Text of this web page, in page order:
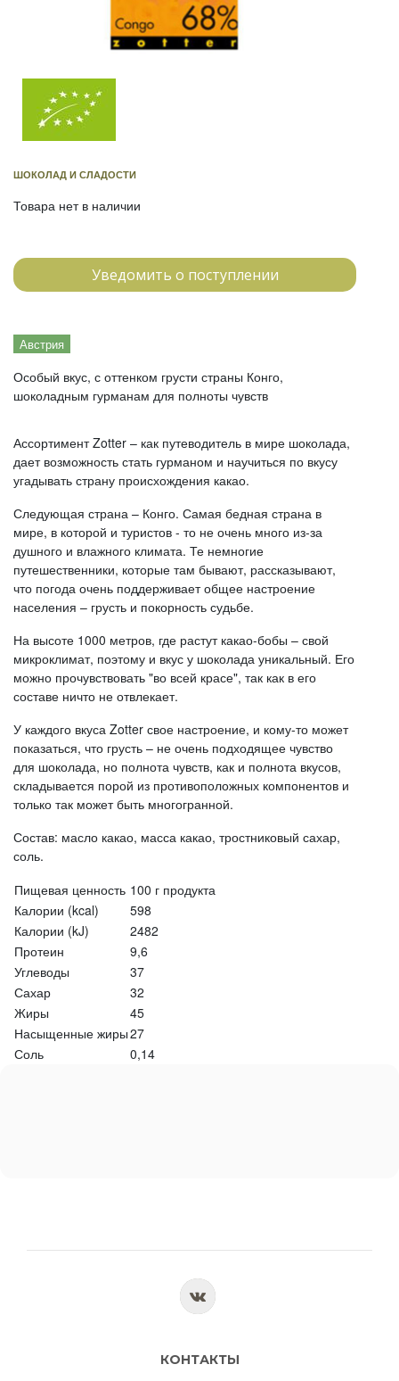
ШОКОЛАД И СЛАДОСТИ
Товара нет в наличии
Уведомить о поступлении
Австрия
Особый вкус, с оттенком грусти страны Конго,
шоколадным гурманам для полноты чувств
Ассортимент Zotter – как путеводитель в мире шоколада,
дает возможность стать гурманом и научиться по вкусу
угадывать страну происхождения какао.
Следующая страна – Конго. Самая бедная страна в
мире, в которой и туристов - то не очень много из-за
душного и влажного климата. Те немногие
путешественники, которые там бывают, рассказывают,
что погода очень поддерживает общее настроение
населения – грусть и покорность судьбе.
На высоте 1000 метров, где растут какао-бобы – свой
микроклимат, поэтому и вкус у шоколада уникальный. Его
можно прочувствовать "во всей красе", так как в его
составе ничто не отвлекает.
У каждого вкуса Zotter свое настроение, и кому-то может
показаться, что грусть – не очень подходящее чувство
для шоколада, но полнота чувств, как и полнота вкусов,
складывается порой из противоположных компонентов и
только так может быть многогранной.
Состав: масло какао, масса какао, тростниковый сахар,
соль.
Пищевая ценность 100 г продукта
Калории (kcal)
598
Калории (kJ)
2482
Протеин
9,6
Углеводы
37
Сахар
32
Жиры
45
Насыщенные жиры27
Соль
0,14
КОНТАКТЫ